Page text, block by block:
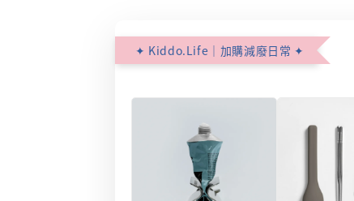
✦ Kiddo.Life｜加購減廢日常 ✦